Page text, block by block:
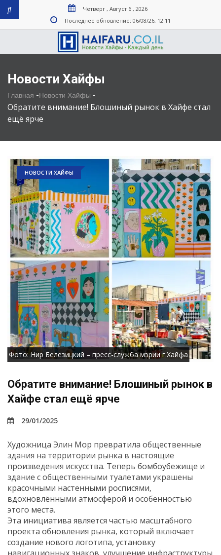
Четверг , Август 6 , 2026
Последнее обновление: 06/08/26, 12:11
Новости Хайфы
Главная -Новости Хайфы -
Обратите внимание! Блошиный рынок в Хайфе стал
ещё ярче
НОВОСТИ ХАЙФЫ
Фото: Нир Белезицкий – пресс-служба мэрии г.Хайфа
Обратите внимание! Блошиный рынок в
Хайфе стал ещё ярче
29/01/2025
Художница Элин Мор превратила общественные
здания на территории рынка в настоящие
произведения искусства. Теперь бомбоубежище и
здание с общественными туалетами украшены
красочными настенными росписями,
вдохновлёнными атмосферой и особенностью
этого места.
Эта инициатива является частью масштабного
проекта обновления рынка, который включает
создание нового логотипа, установку